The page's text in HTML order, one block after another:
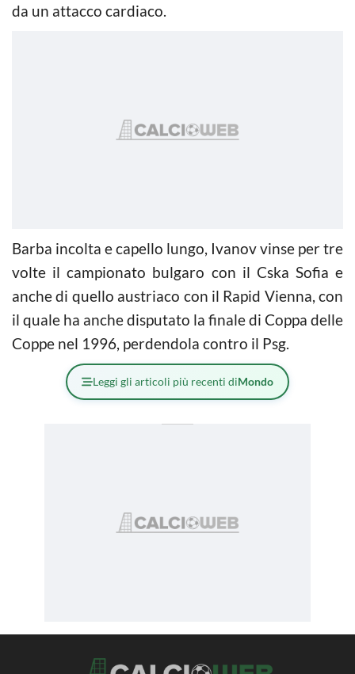
da un attacco cardiaco.
Barba incolta e capello lungo, Ivanov vinse per tre
volte il campionato bulgaro con il Cska Sofia e
anche di quello austriaco con il Rapid Vienna, con
il quale ha anche disputato la finale di Coppa delle
Coppe nel 1996, perdendola contro il Psg.
Leggi gli articoli più recenti diMondo